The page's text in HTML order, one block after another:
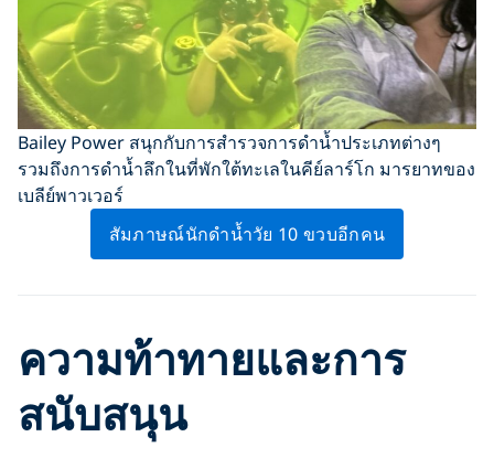
Bailey Power สนุกกับการสำรวจการดำน้ำประเภทต่างๆ
รวมถึงการดำน้ำลึกในที่พักใต้ทะเลในคีย์ลาร์โก มารยาทของ
เบลีย์พาวเวอร์
สัมภาษณ์นักดำน้ำวัย 10 ขวบอีกคน
ความท้าทายและการ
สนับสนุน